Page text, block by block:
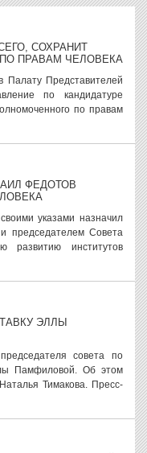
СОХРАНИТ
ПРАВАМ ЧЕЛОВЕКА
Палату Представителей
по кандидатуре
по правам
ФЕДОТОВ
указами назначил
председателем Совета
институтов
ЭЛЛЫ
совета по
Памфиловой. Об этом
Тимакова. Пресс-